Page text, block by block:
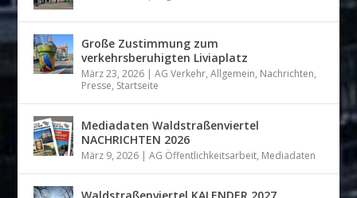
Große Zustimmung zum
verkehrsberuhigten Liviaplatz
März 23, 2026 |AG Verkehr,Allgemein, Nachrichten,
Presse, Startseite
Mediadaten Waldstraßenviertel
NACHRICHTEN 2026
März 9, 2026 |AG Öffentlichkeitsarbeit, Mediadaten
Waldstraßenviertel KALENDER 2027